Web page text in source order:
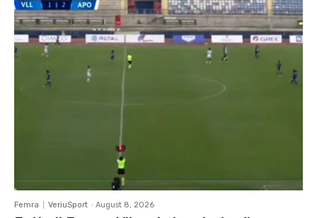
Femra VeriuSport - August 8, 2026